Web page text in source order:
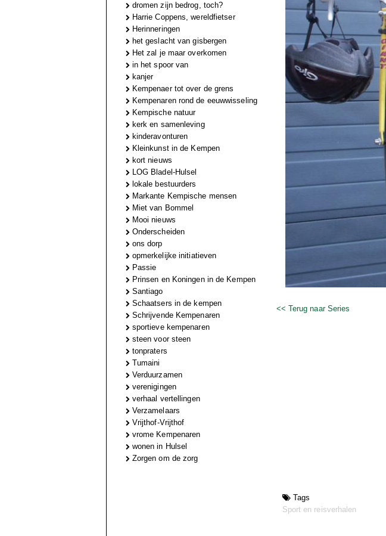
dromen zijn bedrog, toch?
Harrie Coppens, wereldfietser
Herinneringen
het geslacht van gisbergen
Het zal je maar overkomen
in het spoor van
kanjer
Kempenaer tot over de grens
Kempenaren rond de eeuwwisseling
Kempische natuur
kerk en samenleving
kinderavonturen
Kleinkunst in de Kempen
kort nieuws
LOG Bladel-Hulsel
lokale bestuurders
Markante Kempische mensen
Miet van Bommel
Mooi nieuws
Onderscheiden
ons dorp
opmerkelijke initiatieven
Passie
Prinsen en Koningen in de Kempen
Santiago
Schaatsers in de kempen
Schrijvende Kempenaren
sportieve kempenaren
steen voor steen
tonpraters
Tumaini
Verduurzamen
verenigingen
verhaal vertellingen
Verzamelaars
Vrijthof-Vrijthof
vrome Kempenaren
wonen in Hulsel
Zorgen om de zorg
<< Terug naar Series
Tags
Sport en reisverhalen